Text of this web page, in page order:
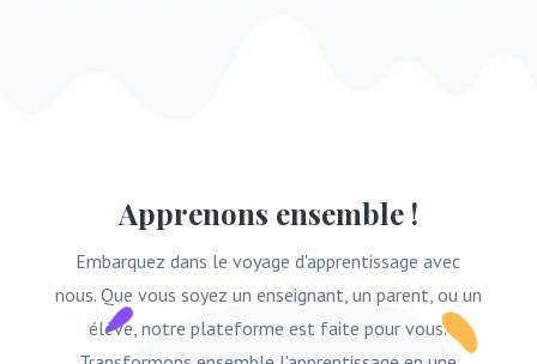
Apprenons ensemble !
Embarquez dans le voyage d'apprentissage avec
nous. Que vous soyez un enseignant, un parent, ou un
élève, notre plateforme est faite pour vous.